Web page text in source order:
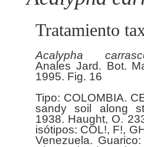
Tratamiento
Acalypha
Anales Jard. Bot.
1995. Fig. 16
Tipo: COLOMBIA.
sandy soil along
1938. Haught, O.
isótipos: COL!, F!,
Venezuela.